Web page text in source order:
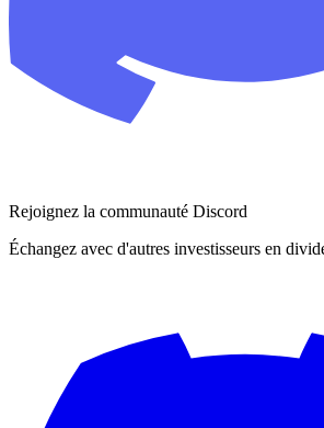
Rejoignez la communauté Discord
Échangez avec d'autres investisseurs en